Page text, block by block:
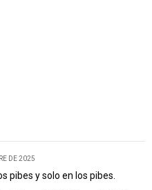
DE 2025
pibes y solo en los pibes.